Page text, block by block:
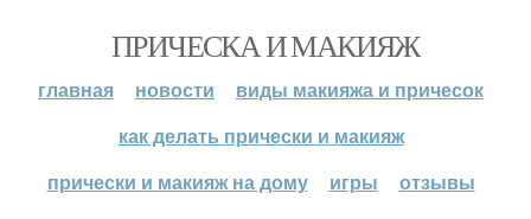
ПРИЧЕСКА И МАКИЯЖ
главная новости
виды макияжа и причесок
как делать прически и макияж
прически и макияж на дому
игры отзывы